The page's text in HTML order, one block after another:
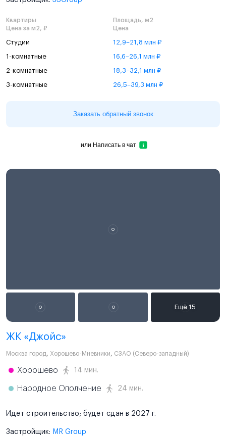
Квартиры
Площадь, м2
Цена за м2, ₽
Цена
Студии 12,9–21,8 млн ₽
1-комнатные 16,6–26,1 млн ₽
2-комнатные 18,3–32,1 млн ₽
3-комнатные 26,5–39,3 млн ₽
Заказать обратный звонок
или Написать в чат
ЖК «Джойс»
Москва город, Хорошево-Мневники, СЗАО (Северо-западный)
Хорошево 14 мин.
Народное Ополчение 24 мин.
Идет строительство; будет сдан в 2027 г.
Застройщик: MR Group